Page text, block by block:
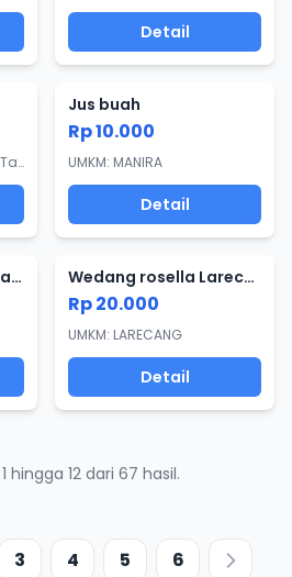
Detail
UMKM: ARQ ALFARIZQI Teh Tarik Cuzee
Jus buah
Rp 10.000
UMKM: MANIRA
Detail
Wedang seruni Larecang Wedang rosella Larecang
Rp 20.000
UMKM: LARECANG
Detail
hingga 12 dari 67 hasil.
3 4 5 6